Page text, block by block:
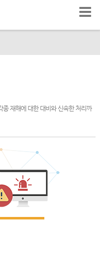
재해에 대한 대비와 신속한 처리까